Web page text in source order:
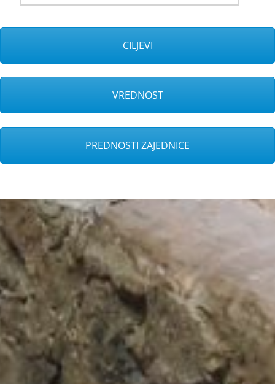
CILJEVI
VREDNOST
PREDNOSTI ZAJEDNICE